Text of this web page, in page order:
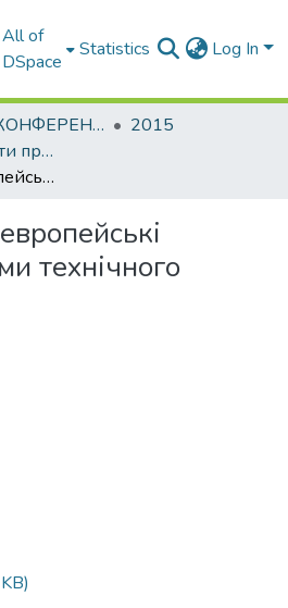
All of
DSpace
Statistics Log In
МАТЕРІАЛИ КОНФЕРЕНЦІЙ
2015
Метрологічні аспекти прийняття рішень в умовах роботи на техногенно небезпечних об’єктах : присвячено 85-річчю ХНАДУ : матеріали Всеукраїнської науково-практичної конференції студентів та молодих вчених
Національні і европейські аспекти системи технічного регулювання
технічного